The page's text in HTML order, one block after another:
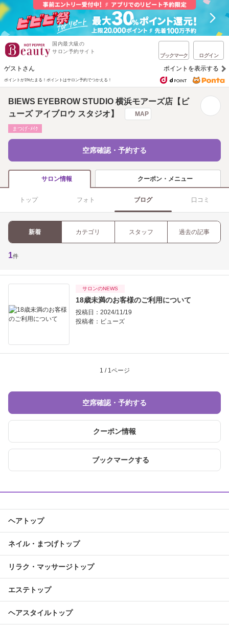
国内最大級の
サロン予約サイト
ブックマーク ログイン
ゲストさん ポイントを表示する
ポイントが1%たまる！ ポイントはサロン予約でつかえる！
BIEWS EYEBROW STUDIO 横浜モアーズ店【ビ
ューズ アイブロウ スタジオ】
MAP
まつげ･ﾒｲｸ
空席確認・予約する
サロン情報 クーポン・メニュー
トップ フォト ブログ 口コミ
新着 カテゴリ スタッフ 過去の記事
1件
サロンのNEWS
18歳未満のお客様のご利用について
投稿日：2024/11/19
投稿者： ビューズ
1 / 1ページ
空席確認・予約する
クーポン情報
ブックマークする
ヘアトップ
ネイル・まつげトップ
リラク・マッサージトップ
エステトップ
ヘアスタイルトップ